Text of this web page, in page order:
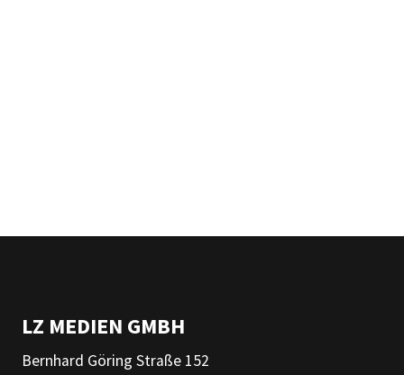
LZ MEDIEN GMBH
Bernhard Göring Straße 152